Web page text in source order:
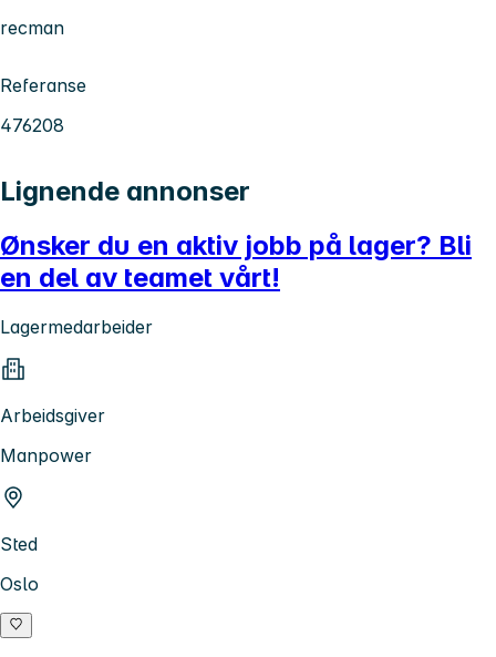
recman
Referanse
476208
Lignende annonser
Ønsker du en aktiv jobb på lager? Bli
en del av teamet vårt!
Lagermedarbeider
Arbeidsgiver
Manpower
Sted
Oslo